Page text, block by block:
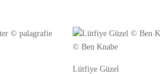
© Ben Knabe
Lütfiye Güzel